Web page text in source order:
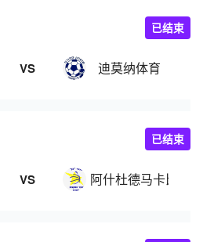
VS 迪莫纳体育
已结束
VS 阿什杜德马卡比女篮
已结束